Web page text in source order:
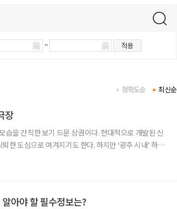
~ 적용
최신순
정확도순
장
습을 간직한 보기 드문 상권이다. 현대적으로 개발된 신
한 도심으로 여겨지기도 한다. 하지만 ‘광주 시내’ 하면
아야 할 필수정보는?